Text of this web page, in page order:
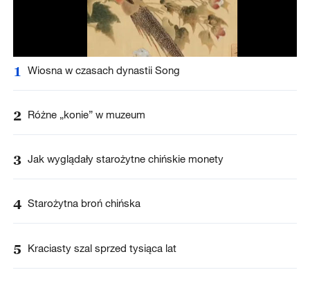
1 Wiosna w czasach dynastii Song
2 Różne „konie” w muzeum
3 Jak wyglądały starożytne chińskie monety
4 Starożytna broń chińska
5 Kraciasty szal sprzed tysiąca lat